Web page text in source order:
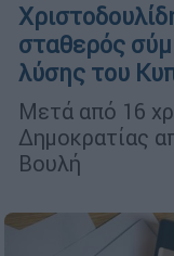
σταθερός
λύσης του
Μετά από 16
Δημοκρατίας
Βουλή